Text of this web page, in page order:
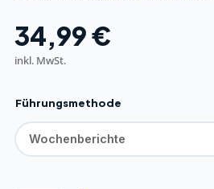
34,99€
inkl. MwSt.
Führungsmethode